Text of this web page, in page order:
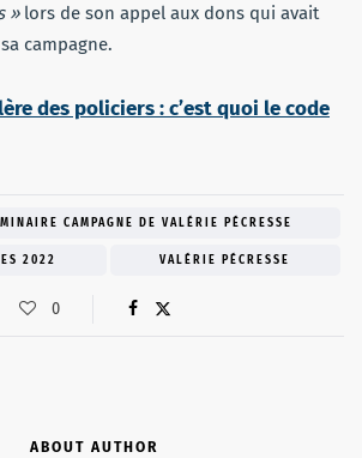
»lors de son appel aux dons qui avait
campagne.
des policiers : c’est quoi le code
CAMPAGNE DE VALÉRIE PÉCRESSE
2022 VALÉRIE PÉCRESSE
0
ABOUT AUTHOR